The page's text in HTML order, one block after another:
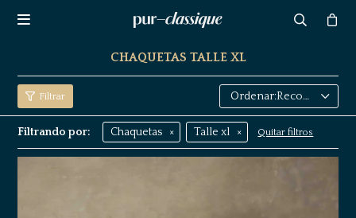

CHAQUETAS TALLE XL
Recomendados
Filtrando por: Chaquetas Talle xl Quitar filtros